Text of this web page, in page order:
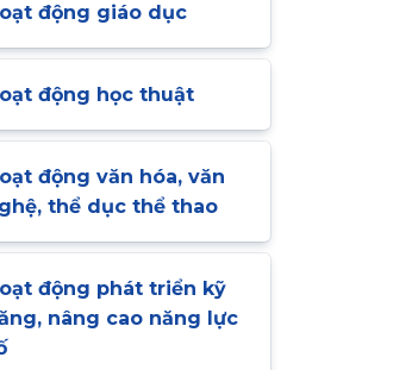
động giáo dục
động học thuật
động văn hóa, văn
thể dục thể thao
động phát triển kỹ
nâng cao năng lực